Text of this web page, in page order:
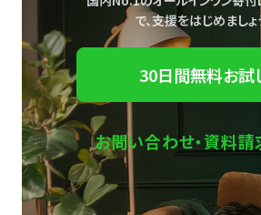
で、支援をはじめましょ
30日間無料お試
お問い合わせ・資料請